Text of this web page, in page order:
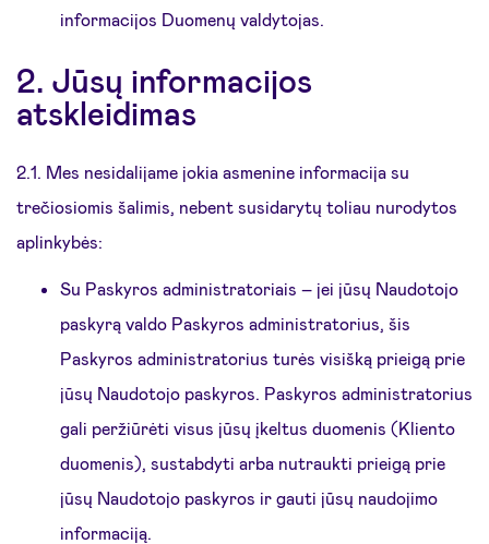
informacijos Duomenų valdytojas.
2. Jūsų informacijos
atskleidimas
2.1. Mes nesidalijame jokia asmenine informacija su
trečiosiomis šalimis, nebent susidarytų toliau nurodytos
aplinkybės:
Su Paskyros administratoriais – jei jūsų Naudotojo
paskyrą valdo Paskyros administratorius, šis
Paskyros administratorius turės visišką prieigą prie
jūsų Naudotojo paskyros. Paskyros administratorius
gali peržiūrėti visus jūsų įkeltus duomenis (Kliento
duomenis), sustabdyti arba nutraukti prieigą prie
jūsų Naudotojo paskyros ir gauti jūsų naudojimo
informaciją.